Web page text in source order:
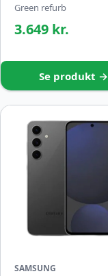
Green refurb
3.649 kr.
Se produkt →
SAMSUNG